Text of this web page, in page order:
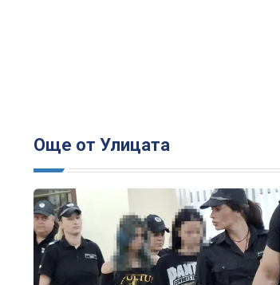
Още от Улицата